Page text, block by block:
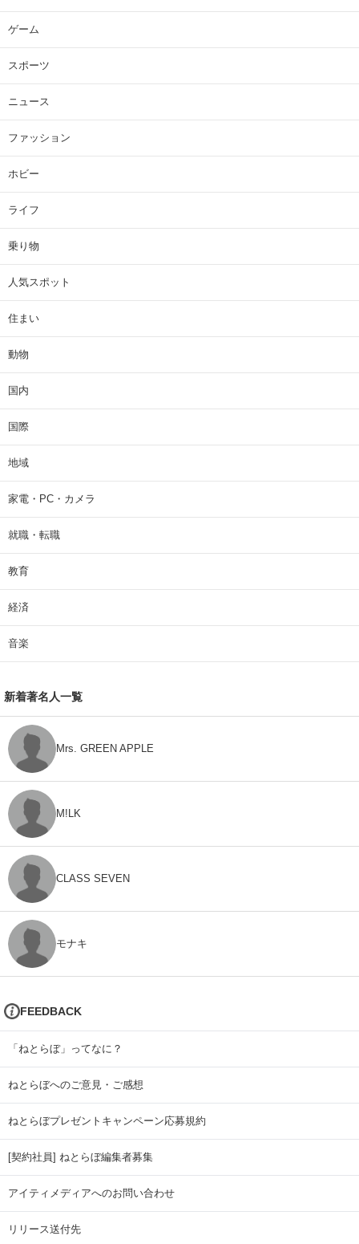
ゲーム
スポーツ
ニュース
ファッション
ホビー
ライフ
乗り物
人気スポット
住まい
動物
国内
国際
地域
家電・PC・カメラ
就職・転職
教育
経済
音楽
新着著名人一覧
Mrs. GREEN APPLE
M!LK
CLASS SEVEN
モナキ
FEEDBACK
「ねとらぼ」ってなに？
ねとらぼへのご意見・ご感想
ねとらぼプレゼントキャンペーン応募規約
[契約社員] ねとらぼ編集者募集
アイティメディアへのお問い合わせ
リリース送付先